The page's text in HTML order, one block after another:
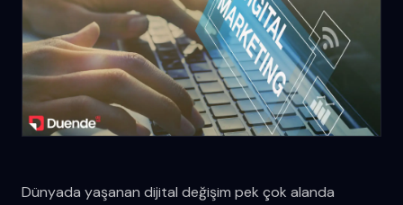
Dünyada yaşanan dijital değişim pek çok alanda